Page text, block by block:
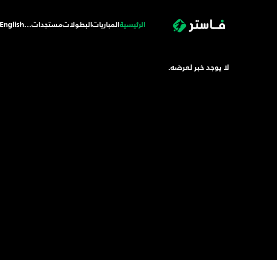
الرئيسية المباريات البطولاتمستجدات...
English
لا يوجد خبر لعرضه.